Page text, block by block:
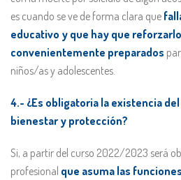
es cuando se ve de forma clara que
educativo y que hay que
convenientemente preparados
niños/as y adolescentes.
4.- ¿Es obligatoria la existencia
bienestar y protección?
Si, a partir del curso 2022/2023 será
profesional que asuma las